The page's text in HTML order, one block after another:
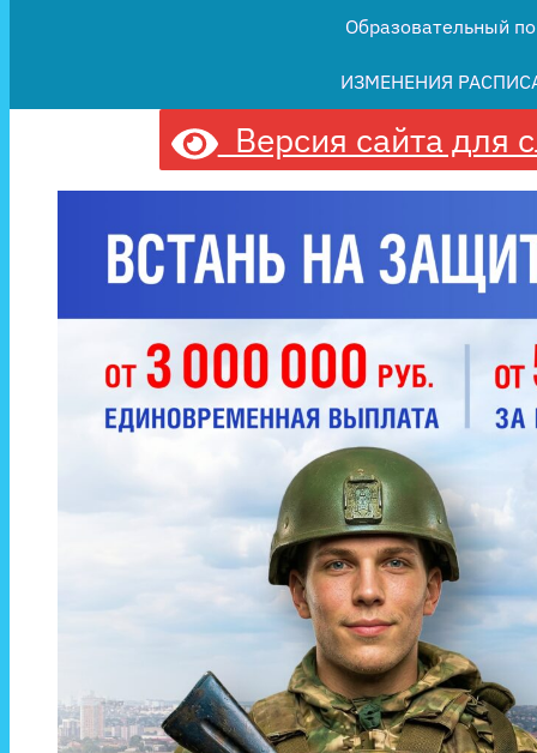
Образовательный
ИЗМЕНЕНИЯ
Версия сайта для